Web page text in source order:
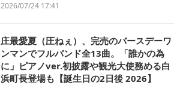
2026/07/24 17:41
庄最愛夏（圧ねぇ）、完売のバースデーワ
ンマンでフルバンド全13曲。「誰かの為
に」ピアノver.初披露や観光大使務める白
浜町長登場も【誕生日の2日後 2026】